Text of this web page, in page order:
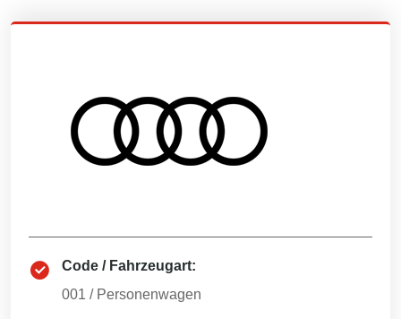
Code / Fahrzeugart:
001 / Personenwagen